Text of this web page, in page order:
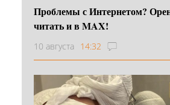
Проблемы с Интернетом?
читать и в MAX!
10 августа 14:32